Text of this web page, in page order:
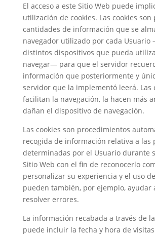
El acceso a este Sitio Web puede
utilización de cookies. Las cookies son
cantidades de información que se
navegador utilizado por cada Usuario
distintos dispositivos que pueda
navegar— para que el servidor
información que posteriormente y
servidor que la implementó leerá. Las
facilitan la navegación, la hacen más
dañan el dispositivo de navegación.
Las cookies son procedimientos
recogida de información relativa a las
determinadas por el Usuario durante
Sitio Web con el fin de reconocerlo
personalizar su experiencia y el uso
pueden también, por ejemplo, ayudar
resolver errores.
La información recabada a través de
puede incluir la fecha y hora de